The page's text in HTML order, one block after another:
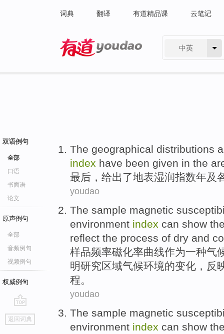
词典 翻译 有道精品课 云笔记
中英
双语例句
全部
口语
书面语
论文
原声例句
全部
音频例句
视频例句
权威例句
go
top
返回词典
The geographical distributions
index have been given in the
最后， 给出了地表湿润指数年及
youdao
The sample magnetic
environment index can show
reflect the process of dry and
样品频率磁化率曲线作为一种气
明研究区域气候环境的变化， 反
程。
youdao
The sample magnetic
environment index can show